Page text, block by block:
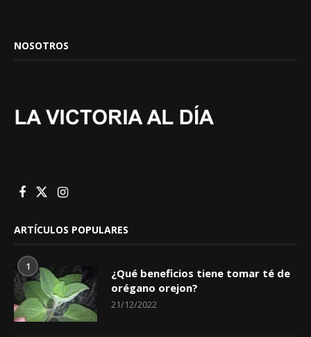
NOSOTROS
ARTÍCULOS POPULARES
1
¿Qué beneficios tiene tomar té de
orégano orejon?
21/12/2022